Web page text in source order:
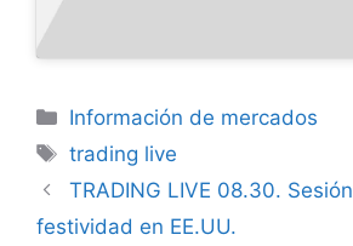
Categorías
Información de mercados
Etiquetas
trading live
TRADING LIVE 08.30.
festividad en EE.UU.